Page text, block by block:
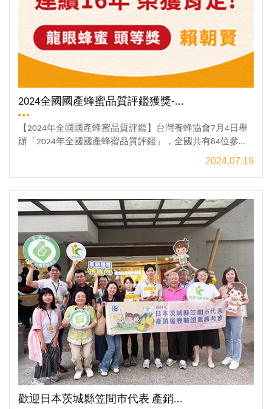
2024全國國產蜂蜜品質評鑑獲獎-...
【2024年全國國產蜂蜜品質評鑑】台灣養蜂協會7月4日舉
辦「2024年全國國產蜂蜜品質評鑑」，全國共有84位參
賽，經初評與複評後，分別選出龍眼蜜特等獎7位、頭等獎
灣養蜂協會主辦的2024年全國國產蜂蜜品質評鑑比賽出爐
了!!今年的宏基蜂蜜只報名龍眼蜜組，同時也獲得頭等獎!!
你知道蜂蜜品質評鑑比賽的就像在面試一樣!! 有初評+複評
嗎?!❤初評：CNS1305蜂蜜國家品質標準7項指標檢驗+2類1
1種抗生素+412項農藥檢測。合格後進行複評。❤複評：國
內多位養蜂領域-產、官、學、專家，進行色澤、香氣、風
味等感官評鑑。彙整後再公布結果。宏基蜂蜜在販售前，
一定會先將蜂蜜送檢，並販售通過檢測，確保吃進人體裡
無虞→這是基本條件。而後在風味上也細化區分-使用蜂蜜
氣味輪，將龍眼蜜/荔枝蜜/咸豐草蜜/百花蜜/冬蜜/烏桕等
多種風味區分出來。詳閱/購買 商品點擊
2024.07.19
觀看更多
歡迎日本茨城縣笠間市代表 產銷...